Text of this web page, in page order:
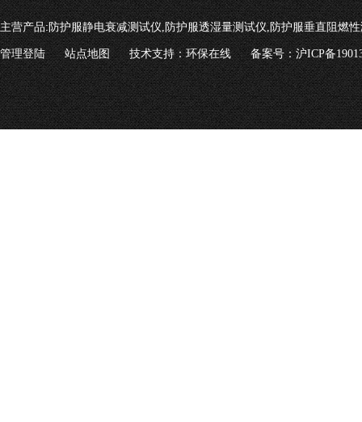
主营产品:防护服静电衰减测试仪,防护服透湿量测试仪,防护服垂直阻燃
管理登陆 站点地图 技术支持：环保在线 备案号：沪ICP备